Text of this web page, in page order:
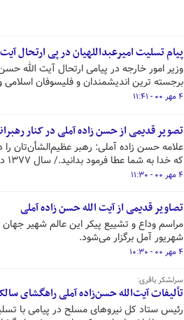
پیام تسلیت امیرعبداللهیان در پی ارتحال
وزیر امور خارجه در پیامی ارتحال آیت الله
برجسته ترین اندیشمندان و فلیسوفان
۴ مهر ۰۰ - ۱۱:۴۱
تصویر قدیمی از حسن زاده آملی در کنار
علامه حسن زاده آملی: رهبر عظیم‌الشأن‌تان
که خدا به شما عطا فرمود بدانید./ سال ۱۳۷۷ در شهر آمل
۴ مهر ۰۰ - ۱۱:۳۰
تصاویر قدیمی از آیت الله حسن زاده آملی
شهریور آمل برگزار می‌شود.
۴ مهر ۰۰ - ۱۰:۳۰
سرلشکر باقری:
تألیفات آیت‌الله حسن‌زاده آملی راهگشای
رئیس ستاد کل نیروهای مسلح در پیامی با